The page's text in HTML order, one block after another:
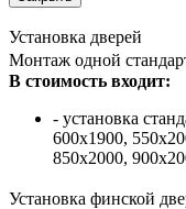
Установка дверей
Монтаж одной
В стоимость входит:
- установка
600х1900,
850х2000,
Установка финской